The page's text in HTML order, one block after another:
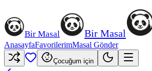
Bir Masal Bir Masal
AnasayfaFavorilerimMasal Gönder
Çocuğum için